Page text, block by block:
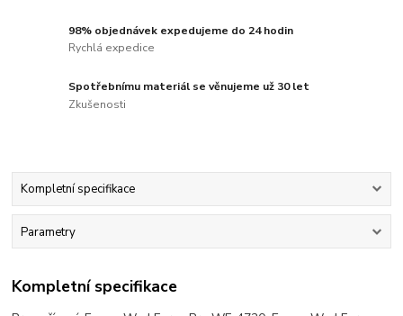
98% objednávek expedujeme do 24 hodin
Rychlá expedice
Spotřebnímu materiál se věnujeme už 30 let
Zkušenosti
Kompletní specifikace
Parametry
Kompletní specifikace